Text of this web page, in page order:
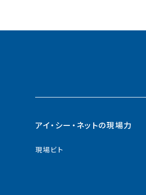
アイ・シー・ネットの現場力
現場ビト